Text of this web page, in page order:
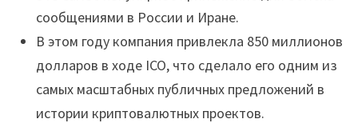
сообщениями в России и Иране.
В этом году компания привлекла 850 миллионов
долларов в ходе ICO, что сделало его одним из
самых масштабных публичных предложений в
истории криптовалютных проектов.